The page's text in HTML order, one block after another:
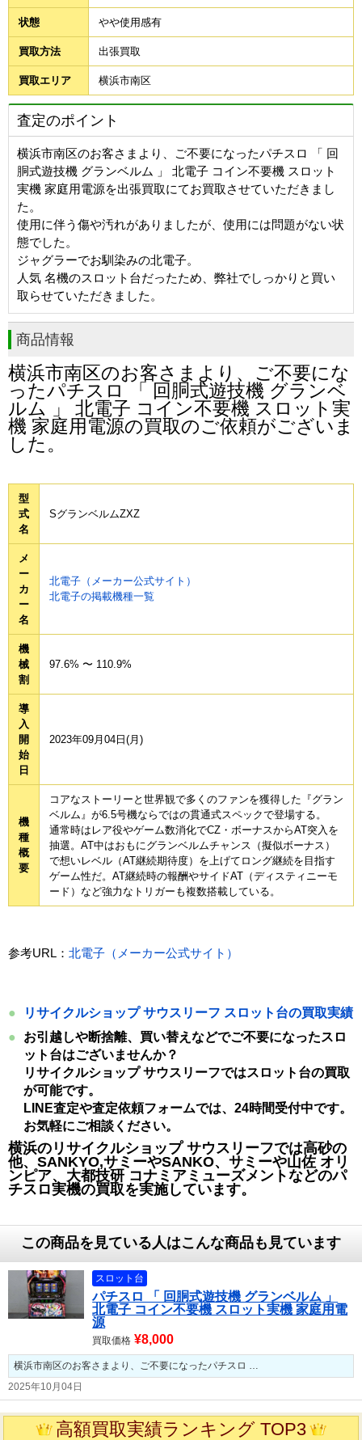
状態 やや使用感有
買取方法 出張買取
買取エリア 横浜市南区
査定のポイント
横浜市南区のお客さまより、ご不要になったパチスロ 「 回
胴式遊技機 グランベルム 」 北電子 コイン不要機 スロット
実機 家庭用電源を出張買取にてお買取させていただきまし
た。
使用に伴う傷や汚れがありましたが、使用には問題がない状
態でした。
ジャグラーでお馴染みの北電子。
人気 名機のスロット台だったため、弊社でしっかりと買い
取らせていただきました。
商品情報
横浜市南区のお客さまより、ご不要にな
ったパチスロ 「 回胴式遊技機 グランベ
ルム 」 北電子 コイン不要機 スロット実
機 家庭用電源の買取のご依頼がございま
した。
型
式
名
SグランベルムZXZ
メ
ー
カ
ー
名
北電子（メーカー公式サイト）
北電子の掲載機種一覧
機
械
割
97.6% 〜 110.9%
導
入
開
始
日
2023年09月04日(月)
機
種
概
要
コアなストーリーと世界観で多くのファンを獲得した『グラン
ベルム』が6.5号機ならではの貫通式スペックで登場する。
通常時はレア役やゲーム数消化でCZ・ボーナスからAT突入を
抽選。AT中はおもにグランベルムチャンス（擬似ボーナス）
で想いレベル（AT継続期待度）を上げてロング継続を目指す
ゲーム性だ。AT継続時の報酬やサイドAT（ディスティニーモ
ード）など強力なトリガーも複数搭載している。
参考URL： 北電子（メーカー公式サイト）
リサイクルショップ サウスリーフ スロット台の買取実績
お引越しや断捨離、買い替えなどでご不要になったスロ
ット台はございませんか？
リサイクルショップ サウスリーフではスロット台の買取
が可能です。
LINE査定や査定依頼フォームでは、24時間受付中です。
お気軽にご相談ください。
横浜のリサイクルショップ サウスリーフでは高砂の
他、SANKYO,サミーやSANKO、 サミーや山佐 オリ
ンピア、大都技研 コナミアミューズメントなどのパ
チスロ実機の買取を実施しています。
この商品を見ている人はこんな商品も見ています
スロット台
パチスロ 「 回胴式遊技機 グランベルム 」
北電子 コイン不要機 スロット実機 家庭用電
源
買取価格 ¥8,000
横浜市南区のお客さまより、ご不要になったパチスロ …
2025年10月04日
高額買取実績ランキング TOP3